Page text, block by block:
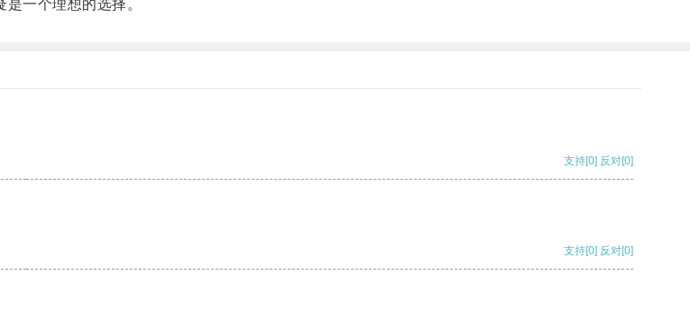
一个理想的选择。
支持[0] 反对[0]
支持[0] 反对[0]